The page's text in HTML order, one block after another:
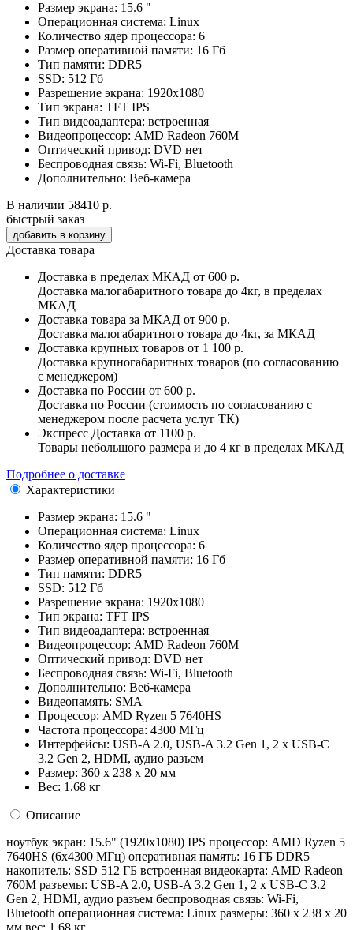
Размер экрана: 15.6 "
Операционная система: Linux
Количество ядер процессора: 6
Размер оперативной памяти: 16 Гб
Тип памяти: DDR5
SSD: 512 Гб
Разрешение экрана: 1920x1080
Тип экрана: TFT IPS
Тип видеоадаптера: встроенная
Видеопроцессор: AMD Radeon 760M
Оптический привод: DVD нет
Беспроводная связь: Wi-Fi, Bluetooth
Дополнительно: Веб-камера
В наличии 58410 р.
быстрый заказ
Доставка товара
Доставка в пределах МКАД от 600 р.
Доставка малогабаритного товара до 4кг, в пределах
МКАД
Доставка товара за МКАД от 900 р.
Доставка малогабаритного товара до 4кг, за МКАД
Доставка крупных товаров от 1 100 р.
Доставка крупногабаритных товаров (по согласованию
с менеджером)
Доставка по России от 600 р.
Доставка по России (стоимость по согласованию с
менеджером после расчета услуг ТК)
Экспресс Доставка от 1100 р.
Товары небольшого размера и до 4 кг в пределах МКАД
Подробнее о доставке
Характеристики
Размер экрана: 15.6 "
Операционная система: Linux
Количество ядер процессора: 6
Размер оперативной памяти: 16 Гб
Тип памяти: DDR5
SSD: 512 Гб
Разрешение экрана: 1920x1080
Тип экрана: TFT IPS
Тип видеоадаптера: встроенная
Видеопроцессор: AMD Radeon 760M
Оптический привод: DVD нет
Беспроводная связь: Wi-Fi, Bluetooth
Дополнительно: Веб-камера
Видеопамять: SMA
Процессор: AMD Ryzen 5 7640HS
Частота процессора: 4300 МГц
Интерфейсы: USB-A 2.0, USB-A 3.2 Gen 1, 2 x USB-C
3.2 Gen 2, HDMI, аудио разъем
Размер: 360 x 238 x 20 мм
Вес: 1.68 кг
Описание
ноутбук экран: 15.6" (1920x1080) IPS процессор: AMD Ryzen 5
7640HS (6x4300 МГц) оперативная память: 16 ГБ DDR5
накопитель: SSD 512 ГБ встроенная видеокарта: AMD Radeon
760M разъемы: USB-A 2.0, USB-A 3.2 Gen 1, 2 x USB-C 3.2
Gen 2, HDMI, аудио разъем беспроводная связь: Wi-Fi,
Bluetooth операционная система: Linux pазмеры: 360 x 238 x 20